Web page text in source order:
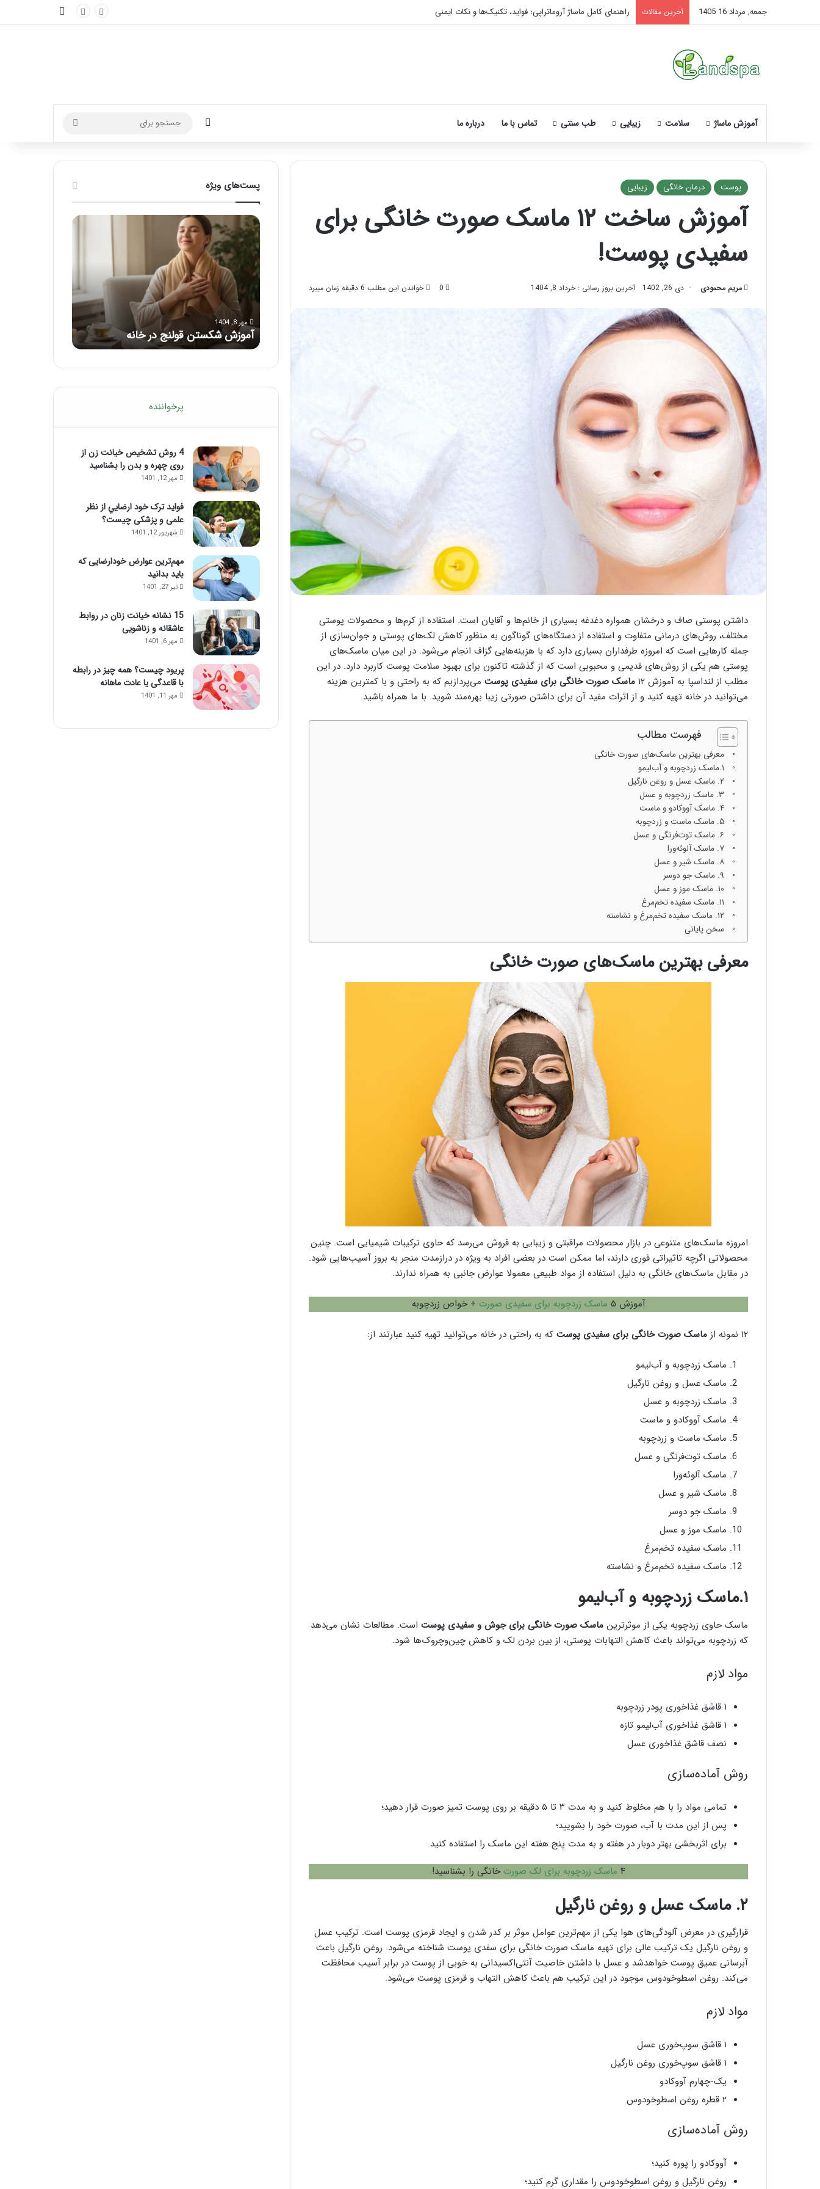
جمعه, مرداد 16 1405 آخرین مقالات راهنمای کامل ماساژ آروماتراپی؛ فواید، تکنیک‌ها و نکات ایمنی
آموزش ماساژ سلامت زیبایی طب سنتی تماس با ما درباره ما تغییر پوسته
برای
پوست درمان خانگی زیبایی
آموزش ساخت ۱۲ ماسک صورت خانگی برای
سفیدی پوست!
مریم محمودی دی 26, 1402 آخرین بروز رسانی : خرداد 8, 1404 0 خواندن این مطلب 6 دقیقه زمان میبرد
داشتن پوستی صاف و درخشان همواره دغدغه بسیاری از خانم‌ها و آقایان است. استفاده از کرم‌ها و محصولات پوستی
مختلف، روش‌های درمانی متفاوت و استفاده از دستگاه‌های گوناگون به منظور کاهش لک‌های پوستی و جوان‌سازی از
جمله کارهایی است که امروزه طرفداران بسیاری دارد که با هزینه‌هایی گزاف انجام می‌شود. در این میان ماسک‌های
پوستی هم یکی از روش‌های قدیمی و محبوبی است که از گذشته تاکنون برای بهبود سلامت پوست کاربرد دارد. در این
مطلب از لنداسپا به آموزش ۱۲
ماسک صورت خانگی برای سفیدی پوست می‌پردازیم که به راحتی و با کمترین هزینه
می‌توانید در خانه تهیه کنید و از اثرات مفید آن برای داشتن صورتی زیبا بهره‌مند شوید. با ما همراه باشید.
فهرست مطالب
معرفی بهترین ماسک‌های صورت خانگی
۱.ماسک زردچوبه و آب‌لیمو
۲. ماسک عسل و روغن نارگیل
۳. ماسک زردچوبه و عسل
۴. ماسک آووکادو و ماست
۵. ماسک ماست و زردچوبه
۶. ماسک توت‌فرنگی و عسل
۷. ماسک آلوئه‌ورا
۸. ماسک شیر و عسل
۹. ماسک جو دوسر
۱۰. ماسک موز و عسل
۱۱. ماسک سفیده تخم‌مرغ
۱۲. ماسک سفیده تخم‌مرغ و نشاسته
سخن پایانی
معرفی بهترین ماسک‌های صورت خانگی
امروزه ماسک‌های متنوعی در بازار محصولات مراقبتی و زیبایی به فروش می‌رسد که حاوی ترکیبات شیمیایی است. چنین
محصولاتی اگرچه تاثیراتی فوری دارند، اما ممکن است در بعضی افراد به ویژه در درازمدت منجر به بروز آسیب‌هایی شود.
در مقابل ماسک‌های خانگی به دلیل استفاده از مواد طبیعی معمولا عوارض جانبی به همراه ندارند.
آموزش ۵ ماسک زردچوبه برای سفیدی صورت + خواص زردچوبه
۱۲ نمونه از ماسک صورت خانگی برای سفیدی پوست که به راحتی در خانه می‌توانید تهیه کنید عبارتند از:
ماسک زردچوبه و آب‌لیمو
ماسک عسل و روغن نارگیل
ماسک زردچوبه و عسل
ماسک آووکادو و ماست
ماسک ماست و زردچوبه
ماسک توت‌فرنگی و عسل
ماسک آلوئه‌ورا
ماسک شیر و عسل
ماسک جو دوسر
ماسک موز و عسل
ماسک سفیده تخم‌مرغ
ماسک سفیده تخم‌مرغ و نشاسته
۱.ماسک زردچوبه و آب‌لیمو
ماسک حاوی زردچوبه یکی از موثرترین ماسک صورت خانگی برای جوش و سفیدی پوست است. مطالعات نشان می‌دهد
که زردچوبه می‌تواند باعث کاهش التهابات پوستی، از بین بردن لک و کاهش چین‌وچروک‌ها شود.
مواد لازم
۱ قاشق غذاخوری پودر زردچوبه
۱ قاشق غذاخوری آب‌لیمو تازه
نصف قاشق غذاخوری عسل
روش آماده‌سازی
تمامی مواد را با هم مخلوط کنید و به مدت ۳ تا ۵ دقیقه بر روی پوست تمیز صورت قرار دهید؛
پس از این مدت با آب، صورت خود را بشویید؛
برای اثربخشی بهتر دوبار در هفته و به مدت پنج هفته این ماسک را استفاده کنید.
۴ ماسک زردچوبه برای لک صورت خانگی را بشناسید!
۲. ماسک عسل و روغن نارگیل
قرارگیری در معرض آلودگی‌های هوا یکی از مهم‌ترین عوامل موثر بر کدر شدن و ایجاد قرمزی پوست است. ترکیب عسل
و روغن نارگیل یک ترکیب عالی برای تهیه ماسک صورت خانگی برای سفدی پوست شناخته می‌شود. روغن نارگیل باعث
آبرسانی عمیق پوست خواهدشد و عسل با داشتن خاصیت آنتی‌اکسیدانی به خوبی از پوست در برابر آسیب محافظت
می‌کند. روغن اسطوخودوس موجود در این ترکیب هم باعث کاهش التهاب و قرمزی پوست می‌شود.
مواد لازم
۱ قاشق سوپ‌خوری عسل
۱ قاشق سوپ‌خوری روغن نارگیل
یک-چهارم آووکادو
۲ قطره روغن اسطوخودوس
روش آماده‌سازی
آووکادو را پوره کنید؛
روغن نارگیل و روغن اسطوخودوس را مقداری گرم کنید؛
پست‌های ویژه
نحوه
صورت
بعد
تزریق
بایدها
و
نبایدهای
نحوه ماساژ صورت بعد از تزریق چربی؛
بایدها و نبایدهای آن!
آموزش
ماساژ
برای
بهبود
تمرکز
ذهنی؛
با
این
حواس‌جمع
شوید!
مرداد 6, 1404
ماساژ برای بهبود تمرکز ذهنی؛ با این
ماساژ حواس‌جمع شوید!
راهنمای
بعد
از
پرخواننده
4 روش تشخیص خیانت زن از
روی چهره و بدن را بشناسید
مهر 12, 1401
فواید ترک خود ارضايي از نظر
علمی و پزشکی چیست؟
شهریور 12, 1401
مهم‌ترین عوارض خودارضایی که
باید بدانید
تیر 27, 1401
15 نشانه خیانت زنان در روابط
عاشقانه و زناشویی
مهر 6, 1401
پریود چیست؟ همه چیز در رابطه
با قاعدگی یا عادت ماهانه
مهر 11, 1401